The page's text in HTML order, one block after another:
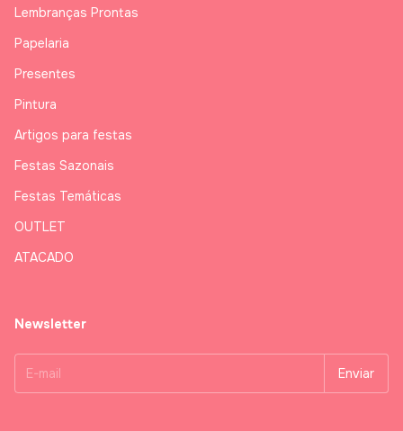
Lembranças Prontas
Papelaria
Presentes
Pintura
Artigos para festas
Festas Sazonais
Festas Temáticas
OUTLET
ATACADO
Newsletter